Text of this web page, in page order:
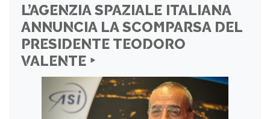
L’AGENZIA SPAZIALE ITALIANA
ANNUNCIA LA SCOMPARSA DEL
PRESIDENTE TEODORO
VALENTE ‣